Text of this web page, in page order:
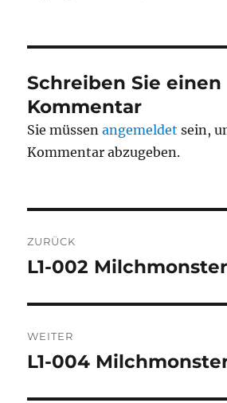
Schreiben Sie einen
Kommentar
Sie müssenangemeldet sein,
Kommentar abzugeben.
ZURÜCK
Vorheriger
L1-002 Milchmonster
WEITER
Nächster
L1-004